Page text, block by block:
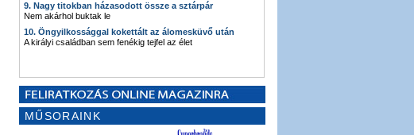
9. Nagy titokban házasodott össze a sztárpár
Nem akárhol buktak le
10. Öngyilkossággal kokettált az álomesküvő után
A királyi családban sem fenékig tejfel az élet
MŰSORAINK